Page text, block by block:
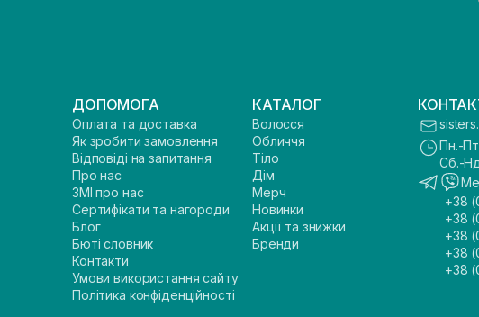
ДОПОМОГА
Оплата та доставка
Як зробити замовлення
Відповіді на запитання
Про нас
ЗМІ про нас
Сертифікати та нагороди
Блог
Бюті словник
Контакти
Умови використання сайту
Політика конфіденційності
КАТАЛОГ
Волосся
Обличчя
Тіло
Дім
Мерч
Новинки
Акції та знижки
Бренди
Пн.-
Сб.-
+38
+38
+38
+38
+38